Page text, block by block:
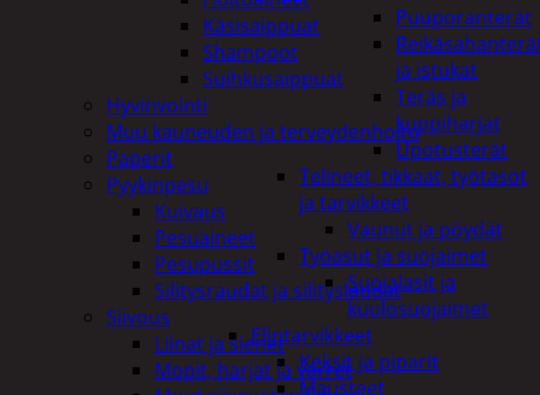
Puuporanterät
ja istukat
Teräs ja
kuppiharjat
Upotusterät
Telineet, tikkaat, työtasot
ja tarvikkeet
Vaunut ja pöydät
Työasut ja suojaimet
Suojalasit ja
kuulosuojaimet
Elintarvikkeet
Keksit ja piparit
Mausteet
Käsisaippuat
Shampoot
Suihkusaippuat
Hyvinvointi
Muu kauneuden ja terveydenhoito
Paperit
Pyykinpesu
Kuivaus
Pesuaineet
Pesupussit
Silitysraudat ja silityslaudat
Siivous
Liinat ja sienet
Mopit, harjat ja varret